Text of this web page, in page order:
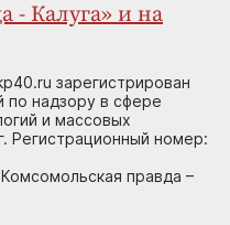
- Калуга» и на
зарегистрирован
надзору в сфере
и массовых
Регистрационный номер:
правда –